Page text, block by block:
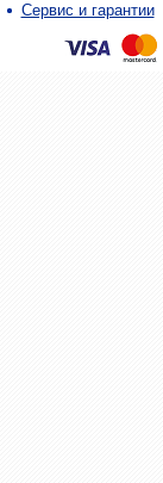
Сервис и гарантии